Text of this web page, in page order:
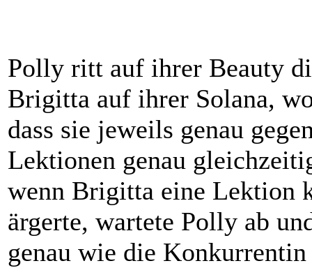
Polly ritt auf ihrer Beauty
Brigitta auf ihrer Solana,
dass sie jeweils genau
Lektionen genau
wenn Brigitta eine Lektion
ärgerte, wartete Polly ab
genau wie die